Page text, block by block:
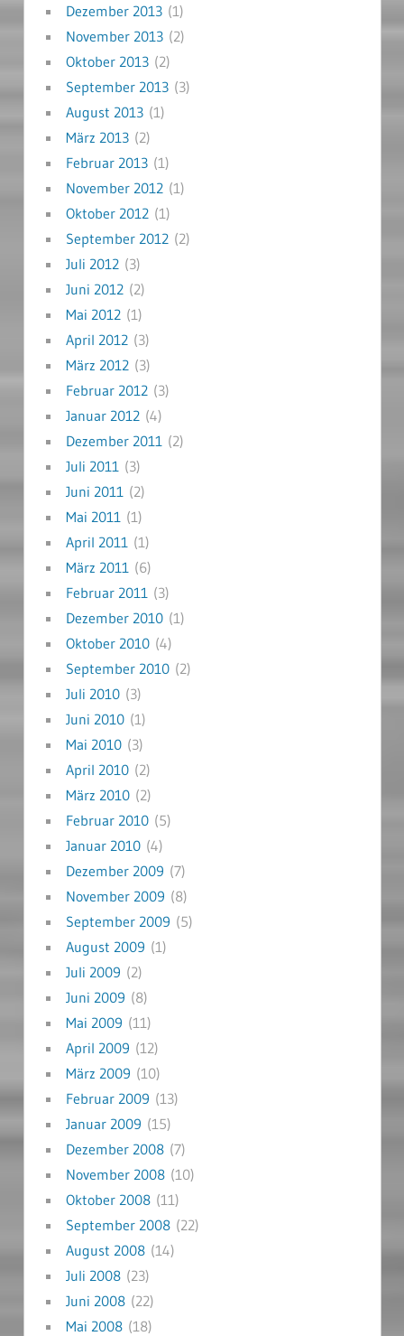
Dezember 2013(1)
November 2013(2)
Oktober 2013(2)
September 2013(3)
August 2013(1)
März 2013(2)
Februar 2013(1)
November 2012(1)
Oktober 2012(1)
September 2012(2)
Juli 2012(3)
Juni 2012(2)
Mai 2012(1)
April 2012(3)
März 2012(3)
Februar 2012(3)
Januar 2012(4)
Dezember 2011 (2)
Juli 2011 (3)
Juni 2011 (2)
Mai 2011 (1)
April 2011 (1)
März 2011 (6)
Februar 2011 (3)
Dezember 2010(1)
Oktober 2010(4)
September 2010(2)
Juli 2010(3)
Juni 2010(1)
Mai 2010(3)
April 2010(2)
März 2010(2)
Februar 2010(5)
Januar 2010(4)
Dezember 2009 (7)
November 2009 (8)
September 2009 (5)
August 2009 (1)
Juli 2009 (2)
Juni 2009 (8)
Mai 2009 (11)
April 2009 (12)
März 2009 (10)
Februar 2009 (13)
Januar 2009 (15)
Dezember 2008(7)
November 2008(10)
Oktober 2008(11)
September 2008(22)
August 2008(14)
Juli 2008(23)
Juni 2008(22)
Mai 2008(18)